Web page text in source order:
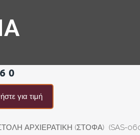
για τιμή
ΑΡΧΙΕΡΑΤΙΚΗ (ΣΤΟΦΑ) (SAS-